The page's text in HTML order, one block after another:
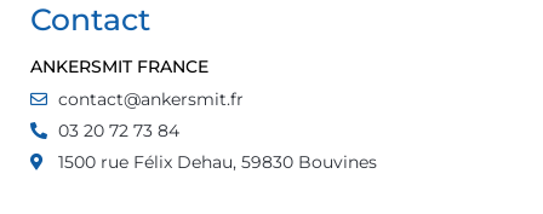
Contact
ANKERSMIT FRANCE
contact@ankersmit.fr
03 20 72 73 84
1500 rue Félix Dehau, 59830 Bouvines